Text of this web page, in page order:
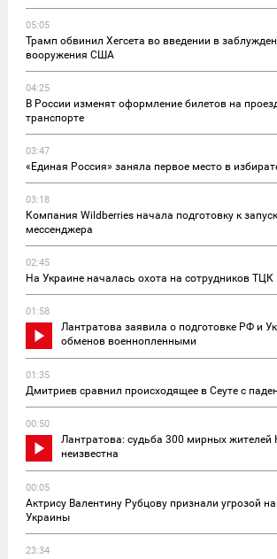
05:05
Трамп обвинил Хегсета во введении в
вооружения США
04:25
В России изменят оформление билетов на
транспорте
03:47
«Единая Россия» заняла первое место в
03:18
Компания Wildberries начала подготовку к
мессенджера
02:45
На Украине началась охота на сотрудников ТЦК
01:58
Лантратова заявила о подготовке РФ и
обменов военнопленными
01:35
Дмитриев сравнил происходящее в Сеуте с
00:50
Лантратова: судьба 300 мирных жителей
неизвестна
00:05
Актрису Валентину Рубцову признали угрозой
Украины
23:34